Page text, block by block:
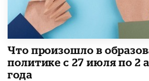
​Что произошло в
политике с 27 июля по 2
года